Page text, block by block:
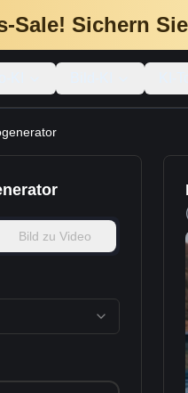
Sale! Sichern
Bild zu Video